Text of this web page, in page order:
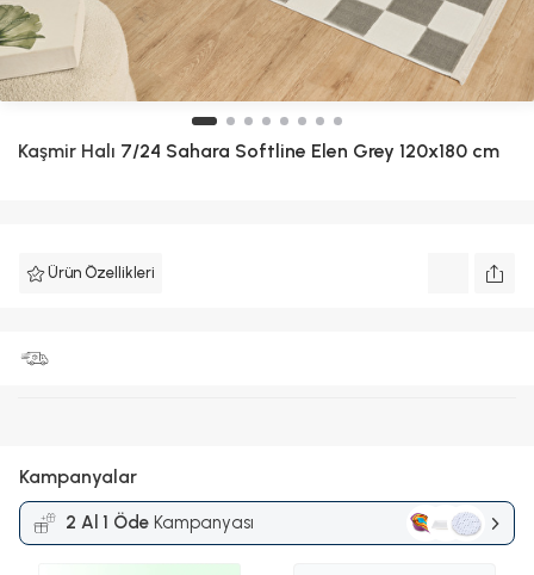
Kaşmir Halı 7/24 Sahara Softline Elen Grey 120x180 cm
Ürün Özellikleri
Kampanyalar
2 Al 1 Öde Kampanyası